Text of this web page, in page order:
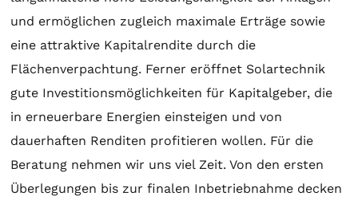
und ermöglichen zugleich maximale Erträge sowie
eine attraktive Kapitalrendite durch die
Flächenverpachtung. Ferner eröffnet Solartechnik
gute Investitionsmöglichkeiten für Kapitalgeber, die
in erneuerbare Energien einsteigen und von
dauerhaften Renditen profitieren wollen. Für die
Beratung nehmen wir uns viel Zeit. Von den ersten
Überlegungen bis zur finalen Inbetriebnahme decken